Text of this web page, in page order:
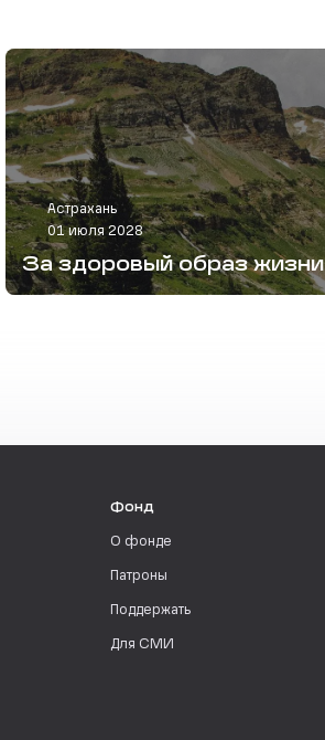
Астрахань
01 июля 2028
За здоровый образ жизни
Фонд
О фонде
Патроны
Поддержать
Для СМИ